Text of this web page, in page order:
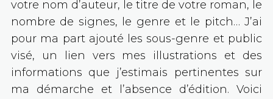
votre nom d’auteur, le titre de votre roman, le
nombre de signes, le genre et le pitch… J’ai
pour ma part ajouté les sous-genre et public
visé, un lien vers mes illustrations et des
informations que j’estimais pertinentes sur
ma démarche et l’absence d’édition. Voici